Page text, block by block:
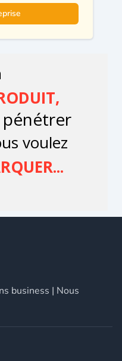
business | Nous